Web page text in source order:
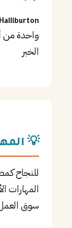
Halliburton
واحدة من
الخبر
💡
للنجاح
المهارات
سوق